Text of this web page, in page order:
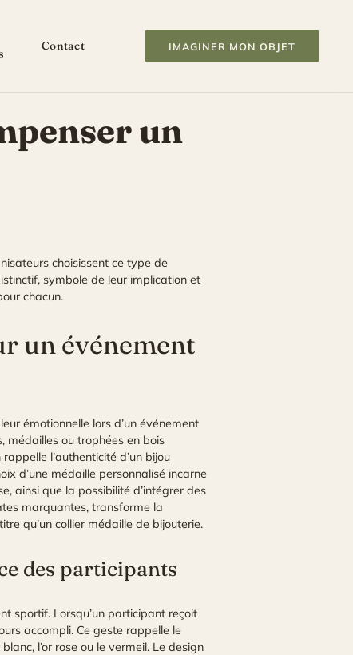
Contact IMAGINER MON OBJET
un
choisissent ce type de
symbole de leur implication et
chacun.
un événement
émotionnelle lors d’un événement
médailles ou trophées en bois
l’authenticité d’un bijou
d’une médaille personnalisé incarne
ainsi que la possibilité d’intégrer des
marquantes, transforme la
qu’un collier médaille de bijouterie.
des participants
sportif. Lorsqu’un participant reçoit
accompli. Ce geste rappelle le
l’or rose ou le vermeil. Le design